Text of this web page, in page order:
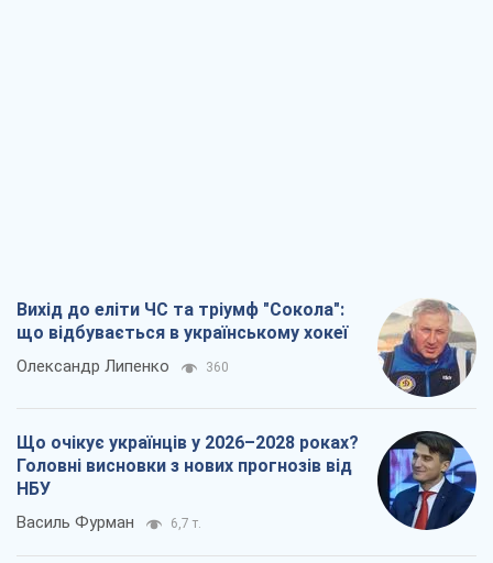
Вихід до еліти ЧС та тріумф "Сокола":
що відбувається в українському хокеї
Олександр Липенко 360
Що очікує українців у 2026–2028 роках?
Головні висновки з нових прогнозів від
НБУ
Василь Фурман 6,7 т.